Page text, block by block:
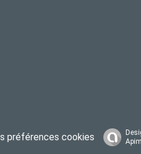
préférences cookies